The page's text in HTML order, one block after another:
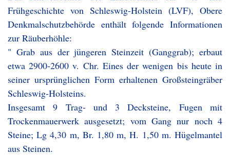
Frühgeschichte von Schleswig-Holstein (LVF), Obere
Denkmalschutzbehörde enthält folgende Informationen
zur Räuberhöhle:
" Grab aus der jüngeren Steinzeit (Ganggrab); erbaut
etwa 2900-2600 v. Chr. Eines der wenigen bis heute in
seiner ursprünglichen Form erhaltenen Großsteingräber
Schleswig-Holsteins.
Insgesamt 9 Trag- und 3 Decksteine, Fugen mit
Trockenmauerwerk ausgesetzt; vom Gang nur noch 4
Steine; Lg 4,30 m, Br. 1,80 m, H. 1,50 m. Hügelmantel
aus Steinen.